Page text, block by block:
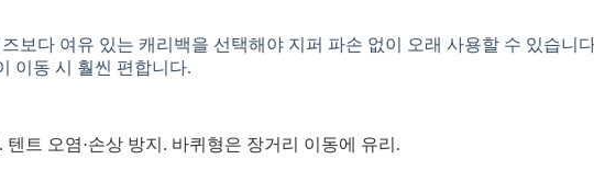
보다 여유 있는 캐리백을 선택해야 지퍼 파손 없이 오래 사용할 수 있습니
이동 시 훨씬 편합니다.
텐트 오염·손상 방지. 바퀴형은 장거리 이동에 유리.